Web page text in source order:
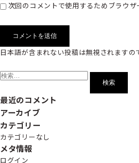
次回のコメントで使用するためブラウ
日本語が含まれない投稿は無視されますの
索:
最近のコメント
アーカイブ
カテゴリー
カテゴリーなし
メタ情報
ログイン